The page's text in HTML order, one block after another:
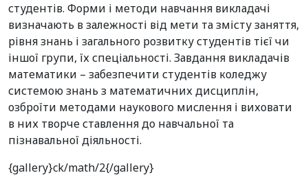
студентів. Форми і методи навчання викладачі
визначають в залежності від мети та змісту заняття,
рівня знань і загального розвитку студентів тієї чи
іншої групи, їх спеціальності. Завдання викладачів
математики – забезпечити студентів коледжу
системою знань з математичних дисциплін,
озброїти методами наукового мислення і виховати
в них творче ставлення до навчальної та
пізнавальної діяльності.
{gallery}ck/math/2{/gallery}